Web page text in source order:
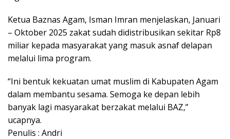
Ketua Baznas Agam, Isman Imran menjelaskan, Januari
– Oktober 2025 zakat sudah didistribusikan sekitar Rp8
miliar kepada masyarakat yang masuk asnaf delapan
melalui lima program.
“Ini bentuk kekuatan umat muslim di Kabupaten Agam
dalam membantu sesama. Semoga ke depan lebih
banyak lagi masyarakat berzakat melalui BAZ,”
ucapnya.
Penulis : Andri